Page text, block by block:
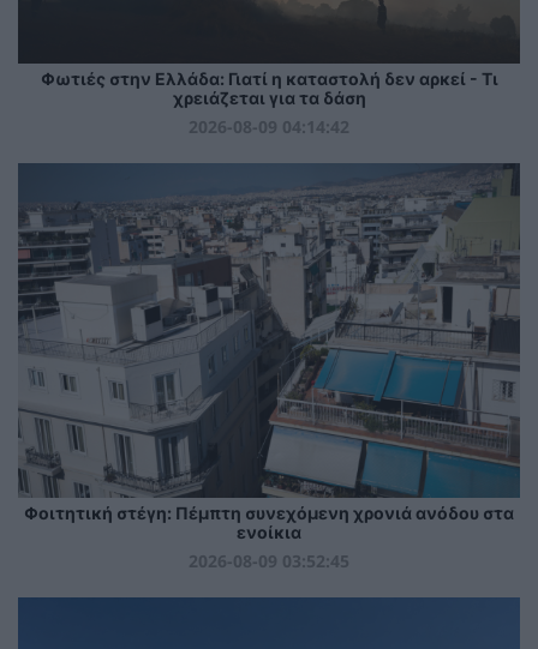
Φωτιές στην Ελλάδα: Γιατί η καταστολή δεν αρκεί - Τι
χρειάζεται για τα δάση
2026-08-09 04:14:42
Φοιτητική στέγη: Πέμπτη συνεχόμενη χρονιά ανόδου στα
ενοίκια
2026-08-09 03:52:45